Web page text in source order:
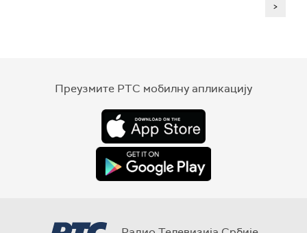
>
Преузмите РТС мобилну апликацију